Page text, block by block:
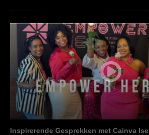
Inspirerende Gesprekken met Cainva